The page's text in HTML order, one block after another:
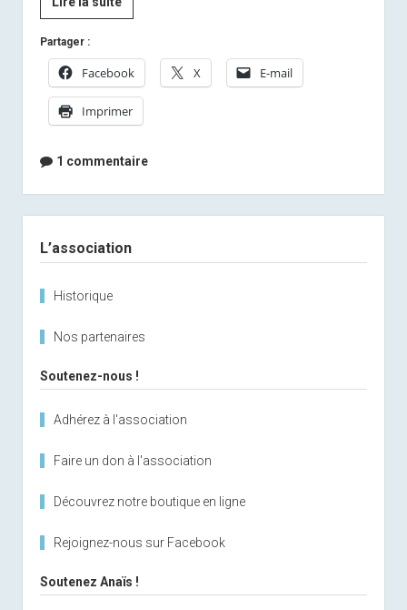
:
site
et…
Partager :
Facebook X E-mail
Imprimer
1 commentaire
L’association
Historique
Nos partenaires
Soutenez-nous !
Adhérez à l'association
Faire un don à l'association
Découvrez notre boutique en ligne
Rejoignez-nous sur Facebook
Soutenez Anaïs !